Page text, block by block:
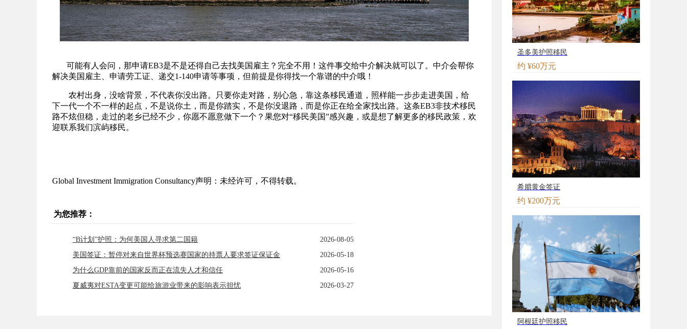
可能有人会问，那申请EB3是不是还得自己去找美国雇主？完全不用！这件事交给中介解决就可以了。中介会帮你
解决美国雇主、申请劳工证、递交1-140申请等事项，但前提是你得找一个靠谱的中介哦！
农村出身，没啥背景，不代表你没出路。只要你走对路，别心急，靠这条移民通道，照样能一步步走进美国，给
下一代一个不一样的起点，不是说你土，而是你踏实，不是你没退路，而是你正在给全家找出路。这条EB3非技术移民
路不炫但稳，走过的老乡已经不少，你愿不愿意做下一个？果您对“移民美国”感兴趣，或是想了解更多的移民政策，欢
迎联系我们滨屿移民。
Global Investment Immigration Consultancy声明：未经许可，不得转载。
为您推荐：
“B计划”护照：为何美国人寻求第二国籍
2026-08-05
美国签证：暂停对来自世界杯预选赛国家的持票人要求签证保证金
2026-05-18
为什么GDP靠前的国家反而正在流失人才和信任
2026-05-16
夏威夷对ESTA变更可能给旅游业带来的影响表示担忧
2026-03-27
圣多美护照移民
约 ¥60万元
希腊黄金签证
约 ¥200万元
阿根廷护照移民